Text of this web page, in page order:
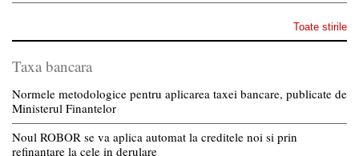
Toate stirile
Taxa bancara
Normele metodologice pentru aplicarea taxei bancare, publicate de
Ministerul Finantelor
Noul ROBOR se va aplica automat la creditele noi si prin
refinantare la cele in derulare